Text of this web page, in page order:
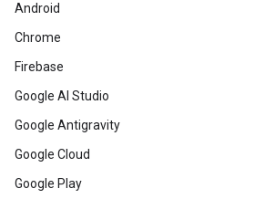
Android
Chrome
Firebase
Google AI Studio
Google Antigravity
Google Cloud
Google Play